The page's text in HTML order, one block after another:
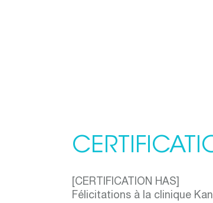
[CERTIFICATION HAS]
Félicitations à la clinique